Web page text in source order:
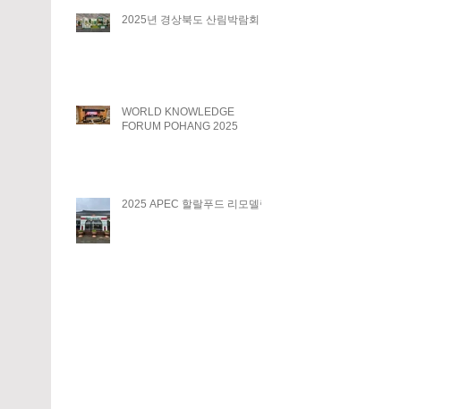
2025년 경상북도 산림박람회
WORLD KNOWLEDGE
FORUM POHANG 2025
2025 APEC 할랄푸드 리모델링